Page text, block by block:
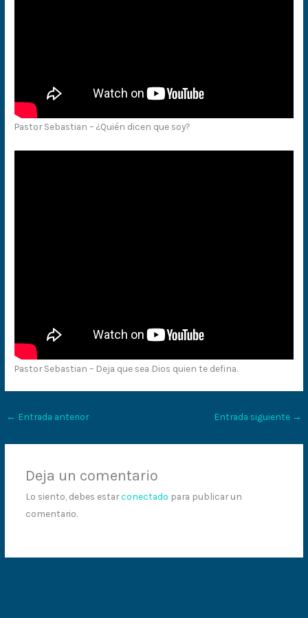
Pastor Sebastian – ¿Quién dicen que soy?
Pastor Sebastian – Deja que sea Dios quien te defina.
← Entrada anterior Entrada siguiente →
Deja un comentario
Lo siento, debes estarconectado para publicar un
comentario.